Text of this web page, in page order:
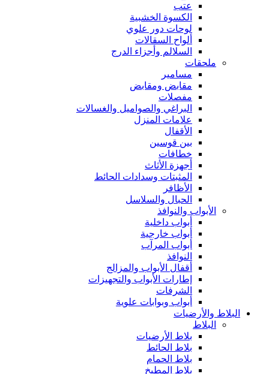
عتب
الكسوة الخشبية
لوحات دور علوي
ألواح السقالات
السلالم وأجزاء الدرج
ملحقات
مسامير
مقابض ومقابض
مفصلات
البراغي والصواميل والغسالات
علامات المنزل
الأقفال
بين قوسين
خطافات
أجهزة الأثاث
المثبتات وسدادات الحائط
الأظافر
الحبال والسلاسل
الأبواب والنوافذ
أبواب داخلية
أبواب خارجية
أبواب المرآب
النوافذ
أقفال الأبواب والمزالج
إطارات الأبواب والتجهيزات
الشرفات
أبواب وبوابات علوية
البلاط والأرضيات
البلاط
بلاط الأرضيات
بلاط الحائط
بلاط الحمام
بلاط المطبخ